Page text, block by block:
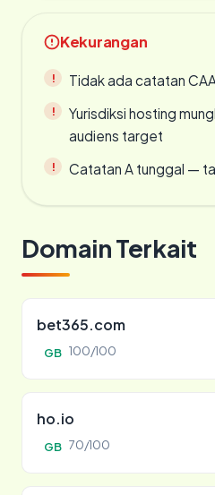
Kekurangan
Tidak ada catatan
Yurisdiksi hosting
audiens target
Catatan A tunggal —
Domain Terkait
bet365.com
GB 100/100
ho.io
GB 70/100